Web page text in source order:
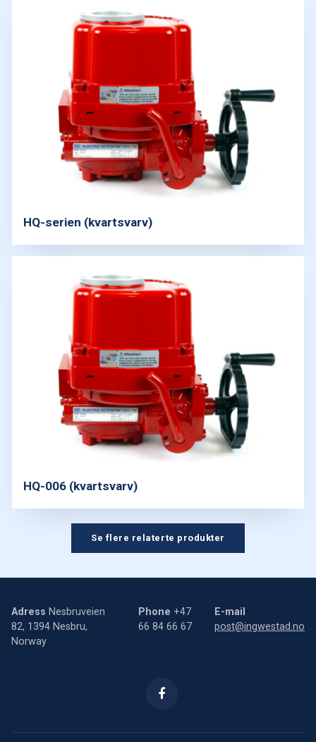
HQ-serien (kvartsvarv)
HQ-006 (kvartsvarv)
Se flere relaterte produkter
Adress Nesbruveien
82, 1394 Nesbru,
Norway
Phone +47
66 84 66 67
E-mail
post@ingwestad.no